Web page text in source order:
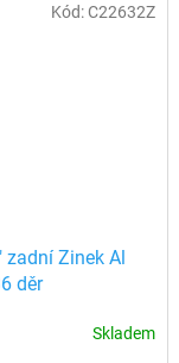
Zinek Al
děr
Skladem
Kód:C22632Z